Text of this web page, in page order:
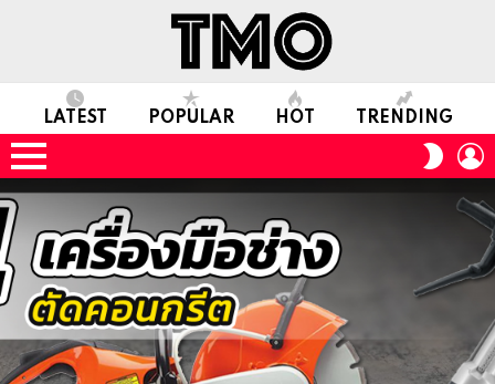
LATEST POPULAR HOT TRENDING
Menu
SKIN